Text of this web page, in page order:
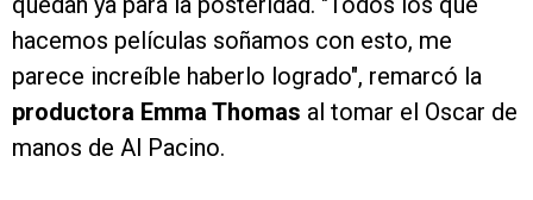
hacemos películas soñamos con esto, me
parece increíble haberlo logrado", remarcó la
productora Emma Thomas al tomar el Oscar de
manos de Al Pacino.